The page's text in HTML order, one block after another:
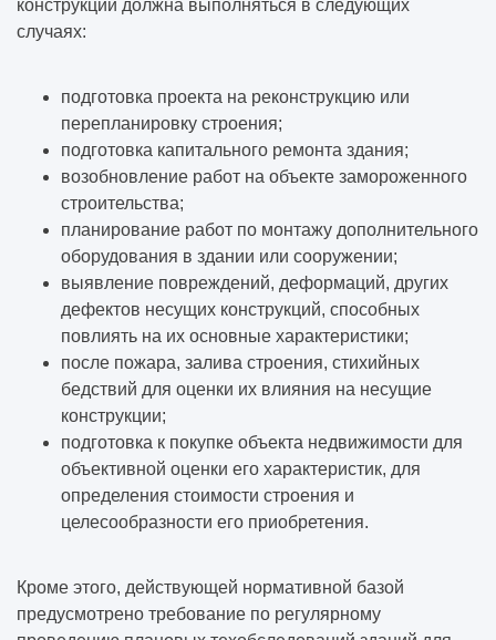
конструкций должна выполняться в следующих
случаях:
подготовка проекта на реконструкцию или
перепланировку строения;
подготовка капитального ремонта здания;
возобновление работ на объекте замороженного
строительства;
планирование работ по монтажу дополнительного
оборудования в здании или сооружении;
выявление повреждений, деформаций, других
дефектов несущих конструкций, способных
повлиять на их основные характеристики;
после пожара, залива строения, стихийных
бедствий для оценки их влияния на несущие
конструкции;
подготовка к покупке объекта недвижимости для
объективной оценки его характеристик, для
определения стоимости строения и
целесообразности его приобретения.
Кроме этого, действующей нормативной базой
предусмотрено требование по регулярному